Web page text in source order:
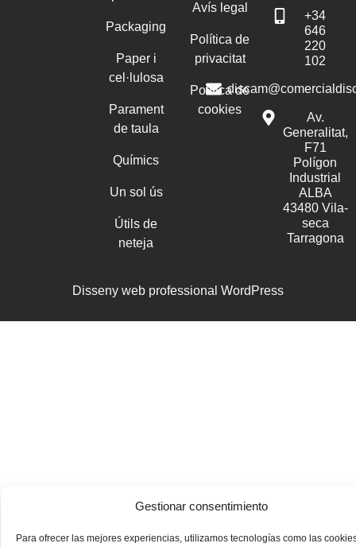
Gestionar consentimiento
Para ofrecer las mejores experiencias, utilizamos tecnologías como las
Packaging
Paper i
cel·lulosa
Parament
de taula
Químics
Un sol ús
Útils de
neteja
Avís legal
Política de
privacitat
Política de
cookies
+34
646
220
102
Av.
Generalitat,
F71
Polígon
Industrial
ALBA
43480 Vila-
seca
Tarragona
Disseny web professional WordPress